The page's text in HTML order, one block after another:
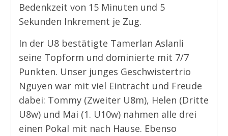
Bedenkzeit von 15 Minuten und 5
Sekunden Inkrement je Zug.
In der U8 bestätigte Tamerlan Aslanli
seine Topform und dominierte mit 7/7
Punkten. Unser junges Geschwistertrio
Nguyen war mit viel Eintracht und Freude
dabei: Tommy (Zweiter U8m), Helen (Dritte
U8w) und Mai (1. U10w) nahmen alle drei
einen Pokal mit nach Hause. Ebenso